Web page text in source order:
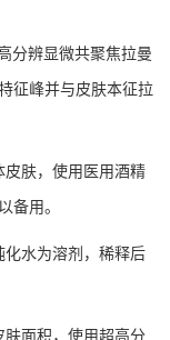
分辨显微共聚焦拉曼
征峰并与皮肤本征拉
皮肤，使用医用酒精
备用。
化水为溶剂，稀释后
肤面积，使用超高分